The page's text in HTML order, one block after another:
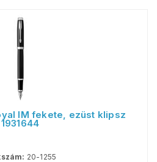
IM fekete, ezüst klipsz
1931644
20-1255